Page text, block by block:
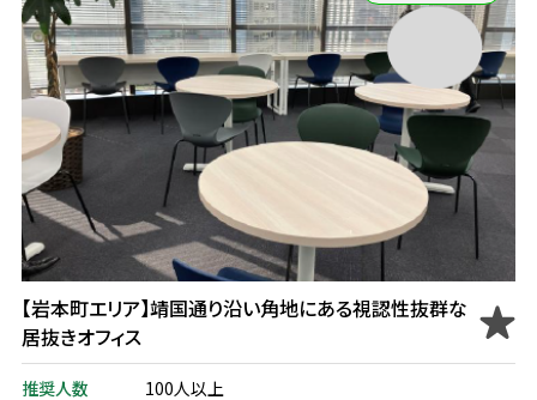
【岩本町エリア】靖国通り沿い角地にある視認性抜群な
居抜きオフィス
推奨人数
100人以上